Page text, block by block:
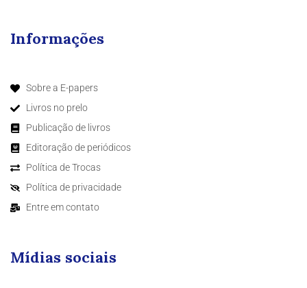
Informações
Sobre a E-papers
Livros no prelo
Publicação de livros
Editoração de periódicos
Política de Trocas
Política de privacidade
Entre em contato
Mídias sociais